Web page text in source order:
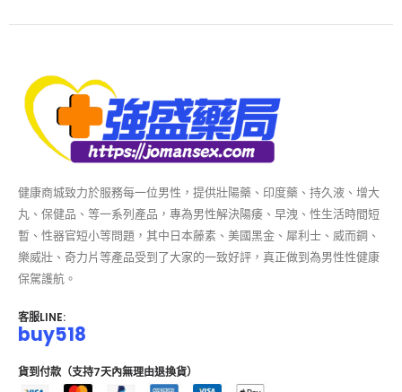
健康商城致力於服務每一位男性，提供壯陽藥、印度藥、持久液、增大
丸、保健品、等一系列產品，專為男性解決陽痿、早洩、性生活時間短
暫、性器官短小等問題，其中日本藤素、美國黑金、犀利士、威而鋼、
樂威壯、奇力片等產品受到了大家的一致好評，真正做到為男性性健康
保駕護航。
客服LINE:
buy518
貨到付款（支持7天內無理由退換貨）